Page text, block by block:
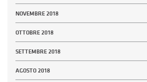
NOVEMBRE 2018
OTTOBRE 2018
SETTEMBRE 2018
AGOSTO 2018